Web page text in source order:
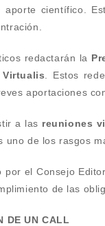
científico.
redactarán la
Virtualis . Estos
aportaciones
a las reuniones
de los rasgos
el Consejo
de las
DE UN CALL